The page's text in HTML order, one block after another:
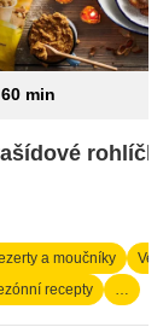
60 min
a moučníky
recepty
…